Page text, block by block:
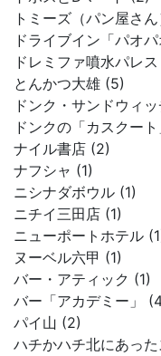
トミーズ（パン屋さ
ドライブイン「パオ
ドレミファ噴水パレ
とんかつ大雄 (5)
ドンク・サンドウィ
ドンクの「カスクー
ナイル書店 (2)
ナフシャ (1)
ニシナダボウル (1)
ニチイ三田店 (1)
ニューポートホテル
ヌーベル六甲 (1)
バー・アティック (1)
バー「アカデミー」
パイ山 (2)
ハチかハチ北にあっ